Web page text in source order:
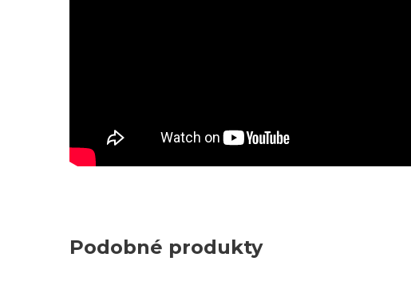
Podobné produkty